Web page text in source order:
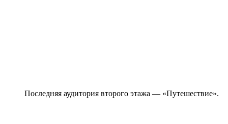
Последняя аудитория второго этажа — «Путешествие».